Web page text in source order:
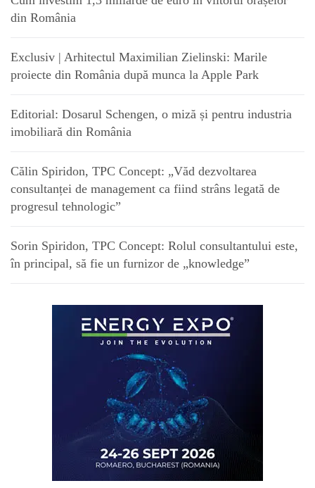
din România
Exclusiv | Arhitectul Maximilian Zielinski: Marile
proiecte din România după munca la Apple Park
Editorial: Dosarul Schengen, o miză și pentru industria
imobiliară din România
Călin Spiridon, TPC Concept: „Văd dezvoltarea
consultanței de management ca fiind strâns legată de
progresul tehnologic”
Sorin Spiridon, TPC Concept: Rolul consultantului este,
în principal, să fie un furnizor de „knowledge”